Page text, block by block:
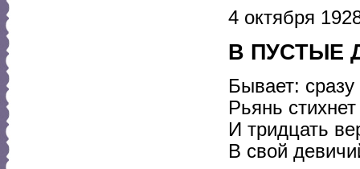
4 октября
В ПУСТЫЕ
Бывает:
Рьянь
И тридцать
В свой